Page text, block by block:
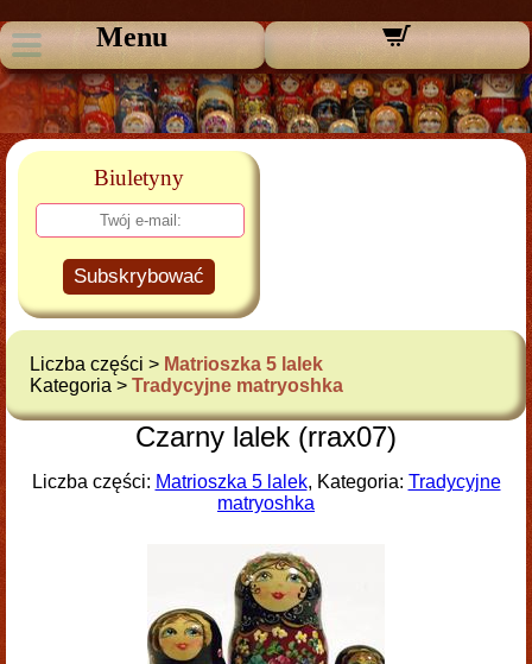
Menu
Biuletyny
Subskrybować
Liczba części > Matrioszka 5 lalek
Kategoria > Tradycyjne matryoshka
Czarny lalek (rrax07)
Liczba części: Matrioszka 5 lalek, Kategoria: Tradycyjne
matryoshka